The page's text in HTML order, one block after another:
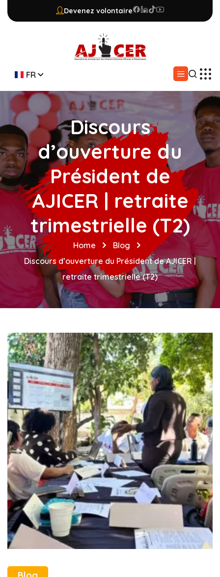
Devenez volontaire
FR
Discours
d’ouverture du
Président de
AJICER | retraite
trimestrielle (T2)
Home
Blog
Discours d’ouverture du Président de AJICER |
retraite trimestrielle (T2)